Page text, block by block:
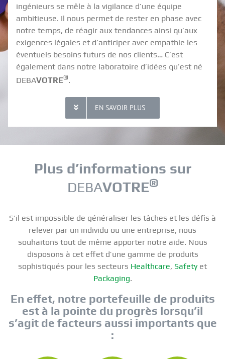
ingénieurs se mêle à la vigilance d’une équipe
ambitieuse. Il nous permet de rester en phase avec
notre temps, de réagir aux tendances ainsi qu’aux
exigences légales et d’anticiper avec empathie les
éventuels besoins futurs de nos clients… C’est
également dans notre laboratoire d’idées qu’est né
DEBAVOTRE®.
EN SAVOIR PLUS
Plus d’informations sur
DEBAVOTRE®
S’il est impossible de généraliser les tâches et les défis à
relever par un individu ou une entreprise, nous
souhaitons tout de même apporter notre aide. Nous
disposons à cet effet d’une gamme de produits
sophistiqués pour les secteurs Healthcare, Safetyet
Packaging.
En effet, notre portefeuille de produits
est à la pointe du progrès lorsqu’il
s’agit de facteurs aussi importants que
: